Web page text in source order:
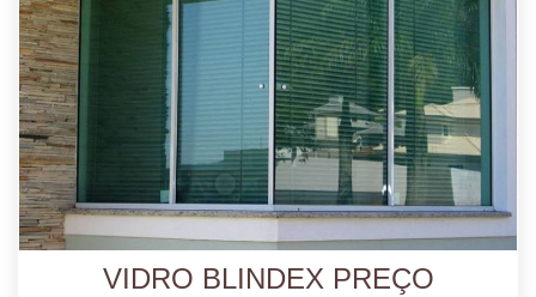
VIDRO BLINDEX PREÇO